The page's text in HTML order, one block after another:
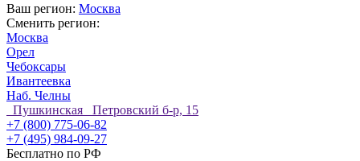
Ваш регион: Москва
Сменить регион:
Москва
Орел
Чебоксары
Ивантеевка
Наб. Челны
Пушкинская Петровский б-р, 15
+7 (800) 775-06-82
+7 (495) 984-09-27
Бесплатно по РФ